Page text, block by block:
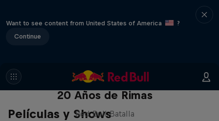
Want to see content from United States of America
?
Continue
Películas y Shows
Red Bull Batalla Nueva Historia:
20 Años de Rimas
Red Bull Batalla